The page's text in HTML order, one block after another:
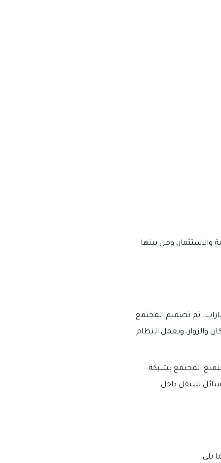
ومن بينها
واسعة لوقوف السيارات. تم تصميم المجتمع
ويعمل النظام
لوسائل المواصلات، فهناك خيارات متنوعة للتنقل في سنتوري داماك هيلز 2 يتمتع المجتمع بشبكة
للتنقل داخل
يلي: